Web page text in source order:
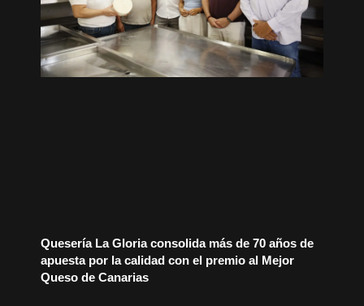
Quesería La Gloria consolida más de 70 años de
apuesta por la calidad con el premio al Mejor
Queso de Canarias